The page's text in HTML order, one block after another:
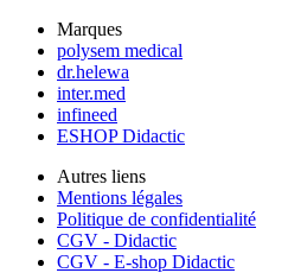
Marques
polysem medical
dr.helewa
inter.med
infineed
ESHOP Didactic
Autres liens
Mentions légales
Politique de confidentialité
CGV - Didactic
CGV - E-shop Didactic